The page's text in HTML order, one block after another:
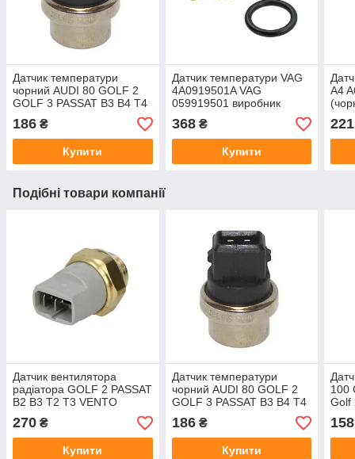
Датчик температури
чорний AUDI 80 GOLF 2
GOLF 3 PASSAT B3 B4 T4
виробник TOPRAN
Німеччина
186 ₴
Купити
Датчик температури VAG
4A0919501A VAG
059919501 виробник
Meyle Німеччина
368₴
Купити
A4
221
Подібні товари компанії
Датчик вентилятора
радіатора GOLF 2 PASSAT
B2 B3 T2 T3 VENTO
Німеччина
270 ₴
Купити
Датчик температури
чорний AUDI 80 GOLF 2
GOLF 3 PASSAT B3 B4 T4
Німеччина
186₴
Купити
100
Golf
158